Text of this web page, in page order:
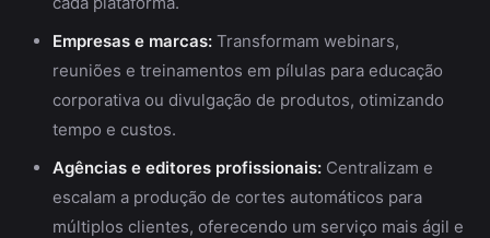
Empresas e marcas: Transformam webinars,
reuniões e treinamentos em pílulas para educação
corporativa ou divulgação de produtos, otimizando
tempo e custos.
Agências e editores profissionais: Centralizam e
escalam a produção de cortes automáticos para
múltiplos clientes, oferecendo um serviço mais ágil e